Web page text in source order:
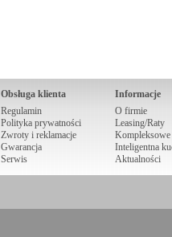
Obsługa klienta
Regulamin
Polityka prywatności
Zwroty i reklamacje
Gwarancja
Serwis
Informacje
O firmie
Leasing/Raty
Kompleksowe
Inteligentna
Aktualności